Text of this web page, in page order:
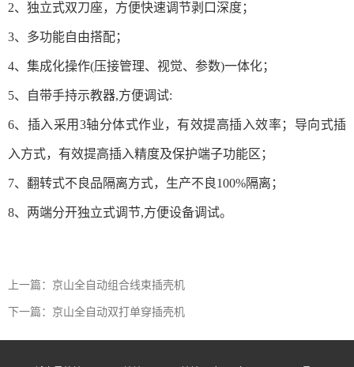
2、独立式双刀座，方便快速调节剥口深度；
3、多功能自由搭配；
4、集成化操作(压接管理、视觉、参数)一体化；
5、自带手持示教器,方便调试:
6、插入采用3轴分体式作业，有效提高插入效率；导向式插
入方式，有效提高插入精度及保护端子功能区；
7、翻转式不良品隔离方式，生产不良100%隔离；
8、两端分开独立式调节,方便设备调试。
上一篇：京山全自动组合线束插壳机
下一篇：京山全自动双打单穿插壳机